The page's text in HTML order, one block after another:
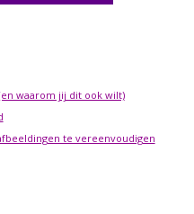
waarom jij dit ook wilt)
te vereenvoudigen